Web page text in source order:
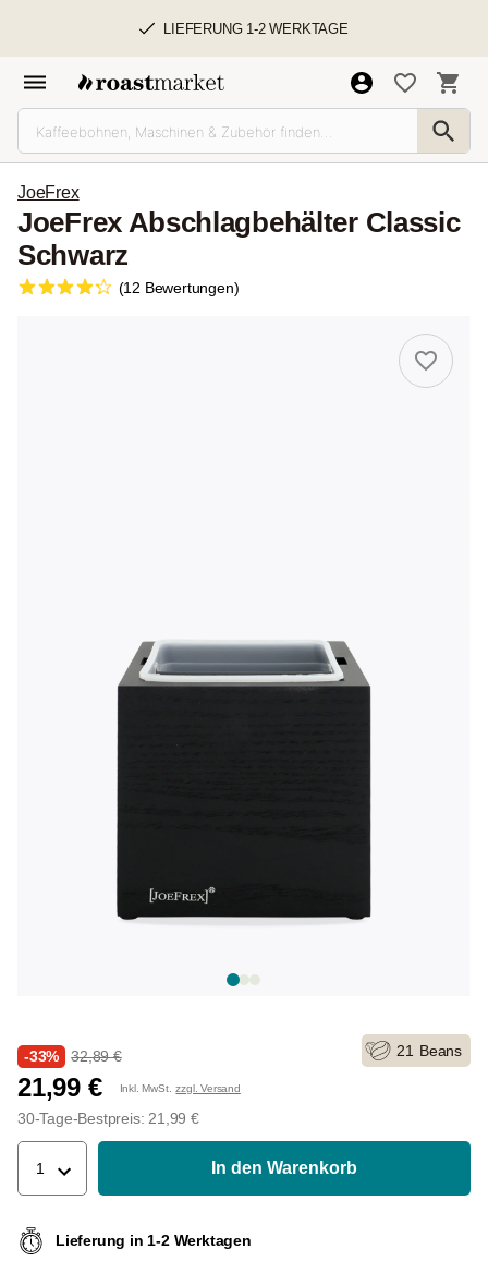
LIEFERUNG 1-2 WERKTAGE
JoeFrex
JoeFrex Abschlagbehälter Classic
Schwarz
(12 Bewertungen)
-33% 32,89 €
21,99 € Inkl. MwSt. zzgl. Versand
30-Tage-Bestpreis: 21,99 €
21 Beans
1 In den Warenkorb
Lieferung in 1-2 Werktagen